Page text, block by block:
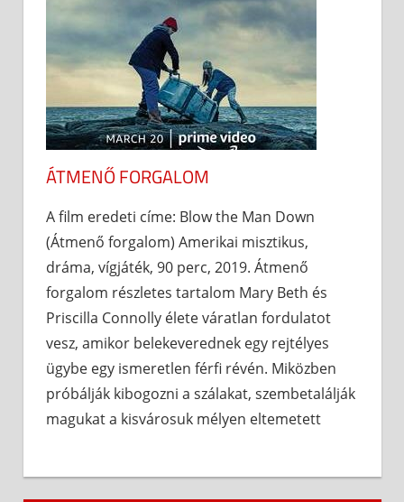
ÁTMENŐ FORGALOM
A film eredeti címe: Blow the Man Down
(Átmenő forgalom) Amerikai misztikus,
dráma, vígjáték, 90 perc, 2019. Átmenő
forgalom részletes tartalom Mary Beth és
Priscilla Connolly élete váratlan fordulatot
vesz, amikor belekeverednek egy rejtélyes
ügybe egy ismeretlen férfi révén. Miközben
próbálják kibogozni a szálakat, szembetalálják
magukat a kisvárosuk mélyen eltemetett